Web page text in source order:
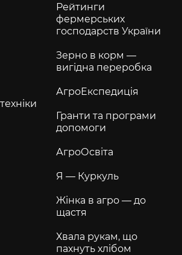
Рейтинги
фермерських
господарств України
Зерно в корм —
вигідна переробка
АгроЕкспедиція
Гранти та програми
допомоги
АгроОсвіта
Я — Куркуль
Жінка в агро — до
щастя
Хвала рукам, що
пахнуть хлібом